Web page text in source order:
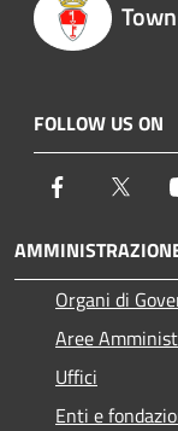
FOLLOW US ON
Facebook
Organi di
Aree
Uffici
Enti e